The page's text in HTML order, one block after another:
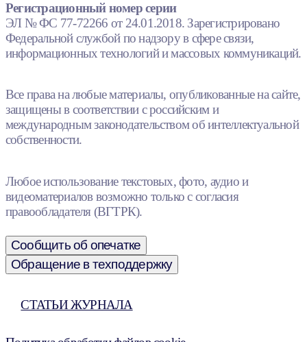
Регистрационный номер серии
ЭЛ № ФС 77-72266 от 24.01.2018. Зарегистрировано
Федеральной службой по надзору в сфере связи,
информационных технологий и массовых коммуникаций.
Все права на любые материалы, опубликованные на сайте,
защищены в соответствии с российским и
международным законодательством об интеллектуальной
собственности.
Любое использование текстовых, фото, аудио и
видеоматериалов возможно только с согласия
правообладателя (ВГТРК).
Сообщить об опечатке
Обращение в техподдержку
СТАТЬИ ЖУРНАЛА